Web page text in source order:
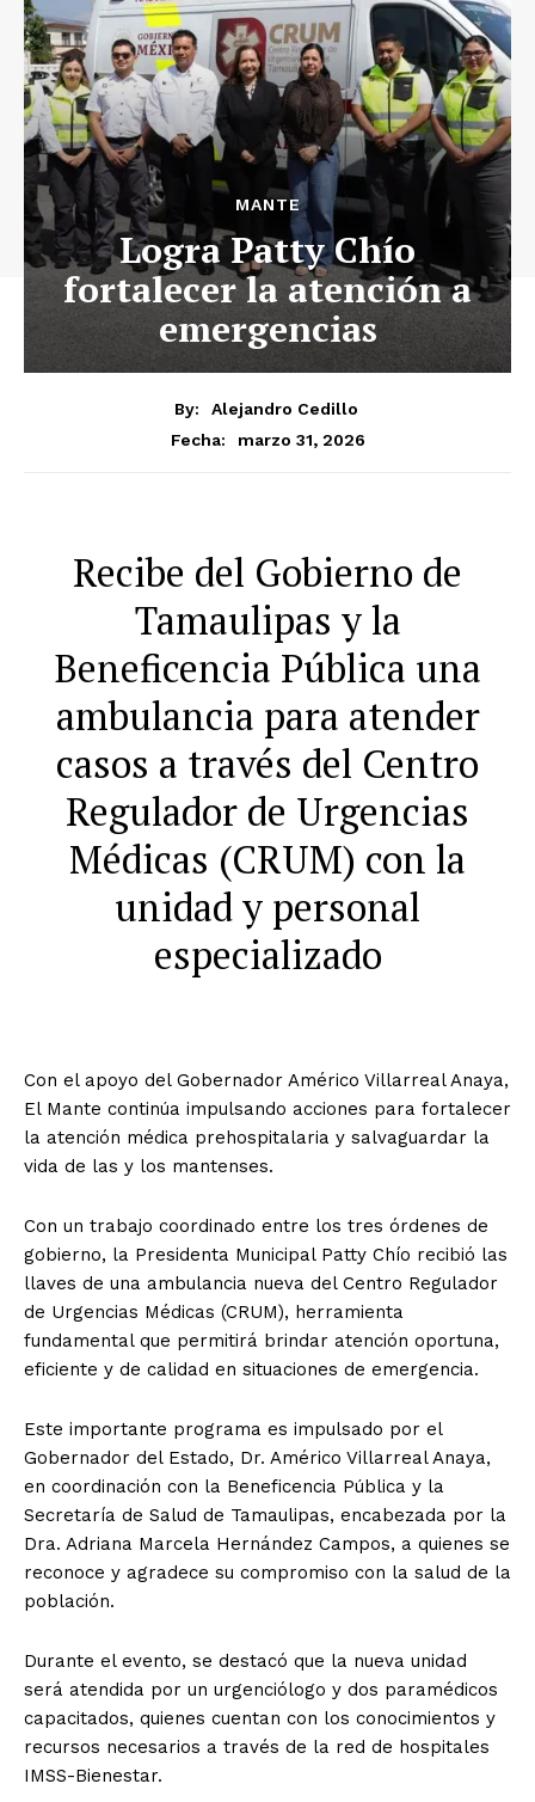
MANTE
Logra Patty Chío
fortalecer la atención a
emergencias
By:
Alejandro Cedillo
Fecha:
marzo 31, 2026
Recibe del Gobierno de
Tamaulipas y la
Beneficencia Pública una
ambulancia para atender
casos a través del Centro
Regulador de Urgencias
Médicas (CRUM) con la
unidad y personal
especializado
Con el apoyo del Gobernador Américo Villarreal Anaya,
El Mante continúa impulsando acciones para fortalecer
la atención médica prehospitalaria y salvaguardar la
vida de las y los mantenses.
Con un trabajo coordinado entre los tres órdenes de
gobierno, la Presidenta Municipal Patty Chío recibió las
llaves de una ambulancia nueva del Centro Regulador
de Urgencias Médicas (CRUM), herramienta
fundamental que permitirá brindar atención oportuna,
eficiente y de calidad en situaciones de emergencia.
Este importante programa es impulsado por el
Gobernador del Estado, Dr. Américo Villarreal Anaya,
en coordinación con la Beneficencia Pública y la
Secretaría de Salud de Tamaulipas, encabezada por la
Dra. Adriana Marcela Hernández Campos, a quienes se
reconoce y agradece su compromiso con la salud de la
población.
Durante el evento, se destacó que la nueva unidad
será atendida por un urgenciólogo y dos paramédicos
capacitados, quienes cuentan con los conocimientos y
recursos necesarios a través de la red de hospitales
IMSS-Bienestar.